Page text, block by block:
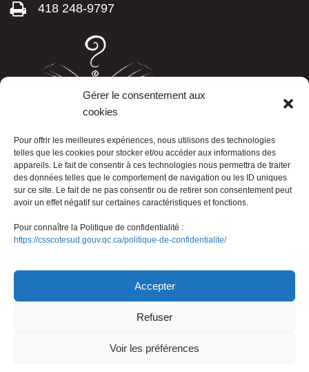
Gérer le consentement aux
cookies
Pour offrir les meilleures expériences, nous utilisons des technologies
telles que les cookies pour stocker et/ou accéder aux informations des
appareils. Le fait de consentir à ces technologies nous permettra de traiter
des données telles que le comportement de navigation ou les ID uniques
sur ce site. Le fait de ne pas consentir ou de retirer son consentement peut
avoir un effet négatif sur certaines caractéristiques et fonctions.
Pour connaître la Politique de confidentialité :
https://csscotesud.gouv.qc.ca/politique-de-confidentialite/
Accepter
Refuser
Voir les préférences
418 248-9797
LISTE TÉLÉPHONIQUE
Nous joindre
© Gouvernement du Québec, 2026